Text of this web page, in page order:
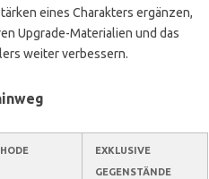
eines Charakters ergänzen,
Upgrade-Materialien und das
weiter verbessern.
EXKLUSIVE
GEGENSTÄNDE